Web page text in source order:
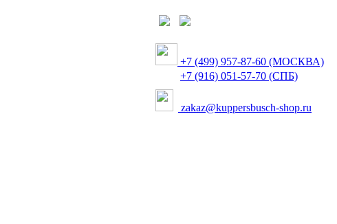
+7 (499) 957-87-60 (МОСКВА)
+7 (916) 051-57-70 (СПБ)
zakaz@kuppersbusch-shop.ru